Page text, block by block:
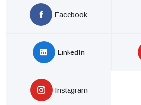
Facebook
LinkedIn
Instagram